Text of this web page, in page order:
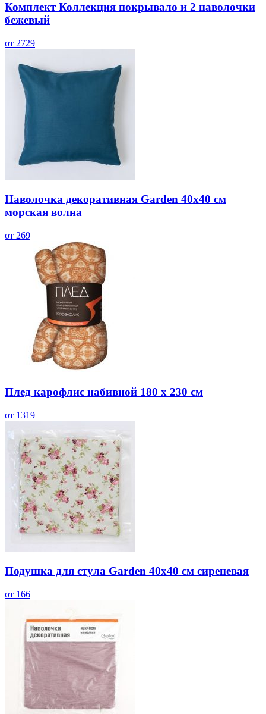
Комплект Коллекция покрывало и 2 наволочки
бежевый
от 2729
Наволочка декоративная Garden 40х40 см
морская волна
от 269
Плед карофлис набивной 180 х 230 см
от 1319
Подушка для стула Garden 40х40 см сиреневая
от 166